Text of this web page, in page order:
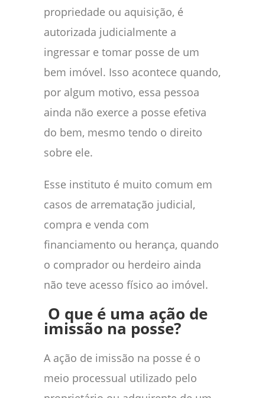
propriedade ou aquisição, é
autorizada judicialmente a
ingressar e tomar posse de um
bem imóvel. Isso acontece quando,
por algum motivo, essa pessoa
ainda não exerce a posse efetiva
do bem, mesmo tendo o direito
sobre ele.
Esse instituto é muito comum em
casos de arrematação judicial,
compra e venda com
financiamento ou herança, quando
o comprador ou herdeiro ainda
não teve acesso físico ao imóvel.
O que é uma ação de
imissão na posse?
A ação de imissão na posse é o
meio processual utilizado pelo